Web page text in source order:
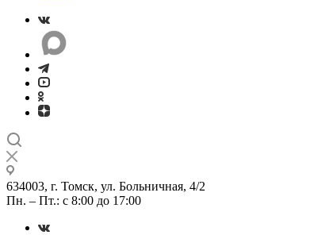
634003, г. Томск, ул. Больничная, 4/2
Пн. – Пт.: с 8:00 до 17:00